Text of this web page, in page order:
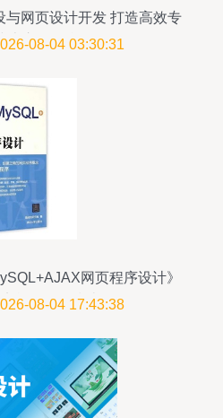
与网页设计开发 打造高效专
上交易平台
08-04 03:30:31
网页程序设计》
战的全面指南
08-04 17:43:38